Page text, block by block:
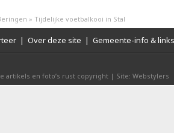
» Tijdelijke voetbalkooi in Stal
| Over deze site | Gemeente-info & links
artikels en foto’s rust copyright | Site: Webstylers